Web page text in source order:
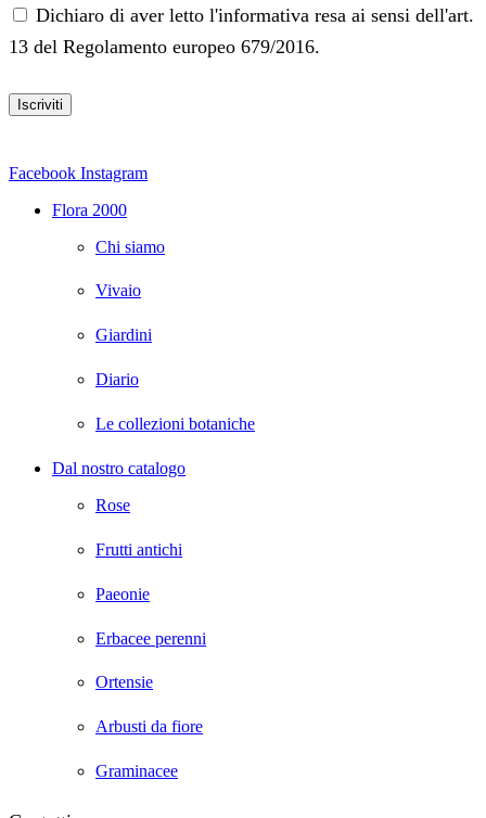
Dichiaro di aver letto l'informativa resa ai sensi dell'art.
13 del Regolamento europeo 679/2016.
Facebook Instagram
Flora 2000
Chi siamo
Vivaio
Giardini
Diario
Le collezioni botaniche
Dal nostro catalogo
Rose
Frutti antichi
Paeonie
Erbacee perenni
Ortensie
Arbusti da fiore
Graminacee